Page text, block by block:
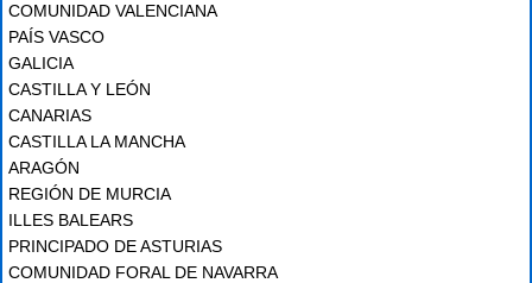
COMUNIDAD VALENCIANA
PAÍS VASCO
GALICIA
CASTILLA Y LEÓN
CANARIAS
CASTILLA LA MANCHA
ARAGÓN
REGIÓN DE MURCIA
ILLES BALEARS
PRINCIPADO DE ASTURIAS
COMUNIDAD FORAL DE NAVARRA